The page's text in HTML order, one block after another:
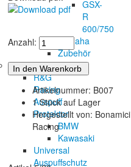
GSX-
R
600/750
Yamaha
Zubehör
Auspuffprotektoren
R&G
Racing
Auspuff
Protektor
BMW
Kawasaki
Universal
Auspuffschutz
Anzahl:
Artikelnummer: B007
1 Stück auf Lager
Hergestellt von: Bonamici
Racing